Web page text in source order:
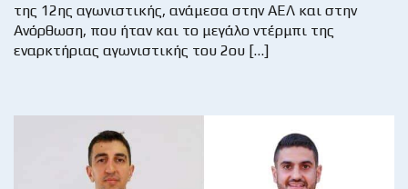
της 12ης αγωνιστικής, ανάμεσα στην ΑΕΛ και στην
Ανόρθωση, που ήταν και το μεγάλο ντέρμπι της
εναρκτήριας αγωνιστικής του 2ου […]